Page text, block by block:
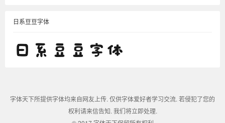
日系豆豆字体
字体天下所提供字体均来自网友上传. 仅供字体爱好者学习交流. 若侵犯了您的
权利请来信告知. 我们将立即处理.